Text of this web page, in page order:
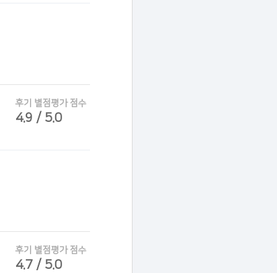
후기 별점평가 점수
4.9 / 5.0
후기 별점평가 점수
4.7 / 5.0